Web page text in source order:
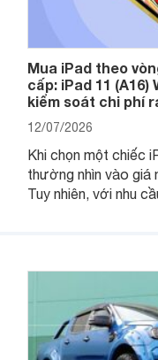
Mua iPad theo
cấp: iPad 11 (A16)
kiểm soát chi phí
12/07/2026
Khi chọn một chiếc
thường nhìn vào
Tuy nhiên, với nhu
không, dùng được